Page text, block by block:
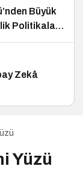
Büyük
Politikaları
Zekâ
Yüzü